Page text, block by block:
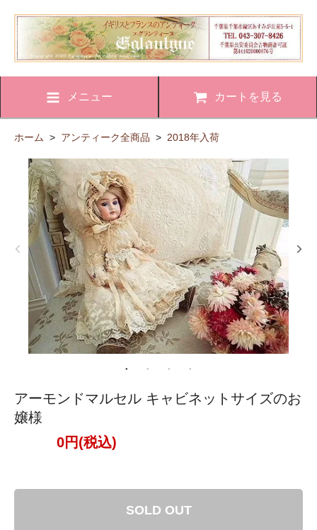
メニュー カートを見る
ホーム > アンティーク全商品 > 2018年入荷
アーモンドマルセル キャビネットサイズのお
嬢様
0円(税込)
SOLD OUT